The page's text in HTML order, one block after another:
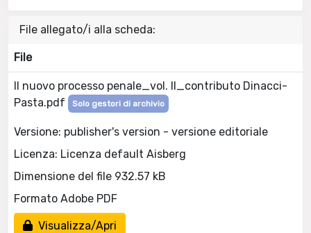
File allegato/i alla scheda:
File
Il nuovo processo penale_vol. II_contributo Dinacci-
Pasta.pdf
Solo gestori di archivio
Versione: publisher's version - versione editoriale
Licenza: Licenza default Aisberg
Dimensione del file 932.57 kB
Formato Adobe PDF
Visualizza/Apri